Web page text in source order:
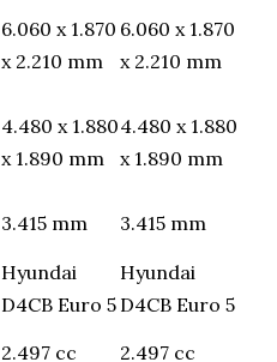
6.060 x 1.870
x 2.210 mm
6.060 x 1.870
x 2.210 mm
4.480 x 1.880
x 1.890 mm
4.480 x 1.880
x 1.890 mm
3.415 mm 3.415 mm
Hyundai
D4CB Euro 5
Hyundai
D4CB Euro 5
2.497 cc 2.497 cc